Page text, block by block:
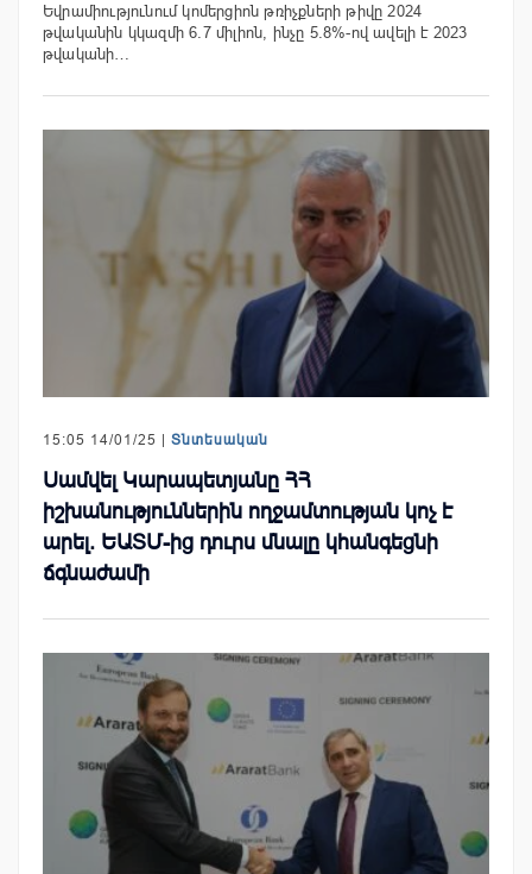
Եվրամիությունում կոմերցիոն թռիչքների թիվը 2024
թվականին կկազմի 6.7 միլիոն, ինչը 5.8%-ով ավելի է 2023
թվականի…
15:05 14/01/25 | Տնտեսական
Սամվել Կարապետյանը ՀՀ
իշխանություններին ողջամտության կոչ է
արել. ԵԱՏՄ-ից դուրս մնալը կհանգեցնի
ճգնաժամի